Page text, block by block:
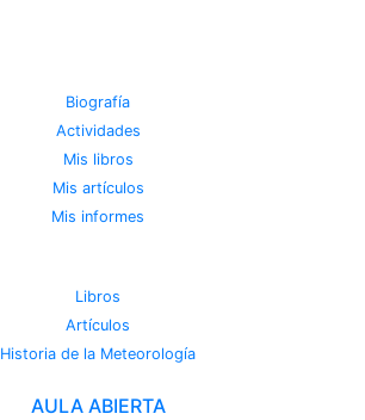
Biografía
Actividades
Mis libros
Mis artículos
Mis informes
Libros
Artículos
Historia de la Meteorología
AULA ABIERTA